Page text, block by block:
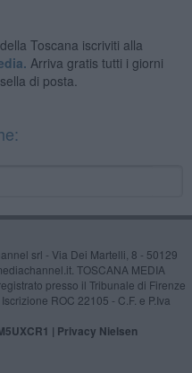
Toscana iscriviti alla
Arriva gratis tutti i giorni
di posta.
srl - Via Dei Martelli, 8 - 50129
TOSCANA MEDIA
presso il Tribunale di Firenze
ROC 22105 - C.F. e P.Iva
| Privacy Nielsen